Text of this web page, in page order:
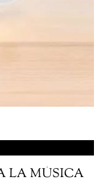
LA MÚSICA